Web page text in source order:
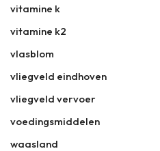
vitamine k
vitamine k2
vlasblom
vliegveld eindhoven
vliegveld vervoer
voedingsmiddelen
waasland